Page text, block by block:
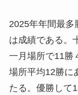
2025年年間最多
は成績である。
一月場所で11勝
場所平均12勝に
たる。優勝して